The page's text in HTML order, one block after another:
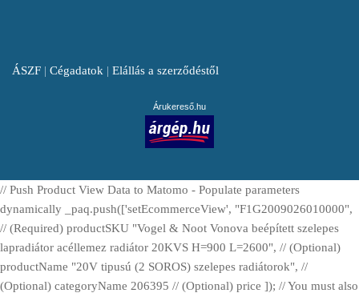
ÁSZF | Cégadatok | Elállás a szerződéstől
Árukereső.hu
// Push Product View Data to Matomo - Populate parameters
dynamically _paq.push(['setEcommerceView', "F1G2009026010000",
// (Required) productSKU "Vogel & Noot Vonova beépített szelepes
lapradiátor acéllemez radiátor 20KVS H=900 L=2600", // (Optional)
productName "20V tipusú (2 SOROS) szelepes radiátorok", //
(Optional) categoryName 206395 // (Optional) price ]); // You must also